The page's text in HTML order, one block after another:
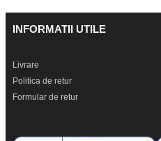
INFORMATII UTILE
Livrare
Politica de retur
Formular de retur